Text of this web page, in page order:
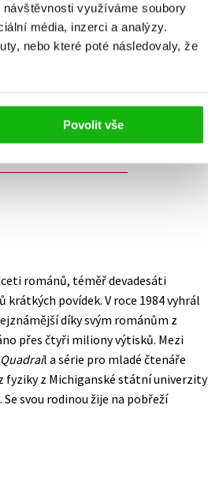
využíváme soubory
média, inzerci a analýzy.
nebo které poté následovaly, že
Povolit vše
uživatelé
románů, téměř devadesáti
povídek. V roce 1984 vyhrál
díky svým románům z
přes čtyři miliony výtisků. Mezi
Quadrail a série pro mladé čtenáře
fyziky z Michiganské státní univerzity
svou rodinou žije na pobřeží